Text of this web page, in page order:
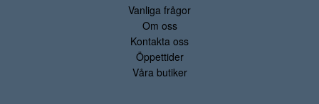
Vanliga frågor
Om oss
Kontakta oss
Öppettider
Våra butiker